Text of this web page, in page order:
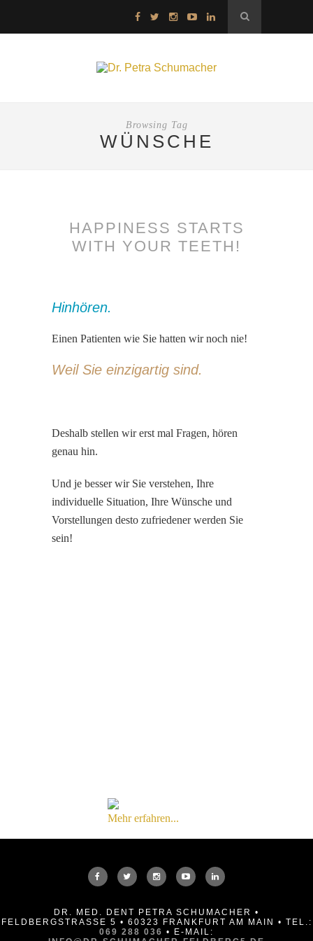
Browsing Tag
WÜNSCHE
HAPPINESS STARTS
WITH YOUR TEETH!
Hinhören.
Einen Patienten wie Sie hatten wir noch nie!
Weil Sie einzigartig sind.
Deshalb stellen wir erst mal Fragen, hören
genau hin.
Und je besser wir Sie verstehen, Ihre
individuelle Situation, Ihre Wünsche und
Vorstellungen desto zufriedener werden Sie
sein!
Mehr erfahren...
DR. MED. DENT PETRA SCHUMACHER •
FELDBERGSTRASSE 5 • 60323 FRANKFURT AM MAIN • TEL.:
069 288 036 • E-MAIL: